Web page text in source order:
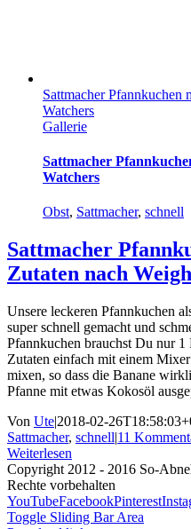
Sattmacher Pfannkuchen
Watchers
Gallerie
Sattmacher
Watchers
Obst, Sattmacher, schnell
Sattmacher
Zutaten nach
Unsere leckeren Pfannkuchen
super schnell gemacht und
Pfannkuchen brauchst Du nur
Zutaten einfach mit einem
mixen, so dass die Banane
Pfanne mit etwas Kokosöl
Von Ute|2018-02-
Sattmacher, schnell|11
Weiterlesen
Copyright 2012 - 2016 So-
Rechte vorbehalten
YouTubeFacebookPinterest
Toggle Sliding Bar Area